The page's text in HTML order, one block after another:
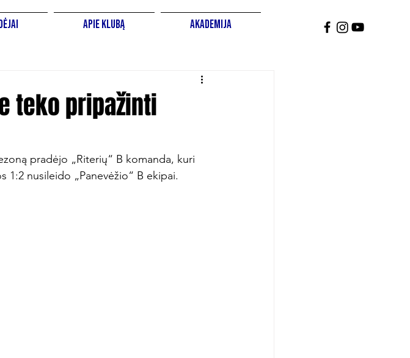
Apie Klubą Akademija
teko pripažinti
pradėjo „Riterių“ B komanda, kuri
1:2 nusileido „Panevėžio“ B ekipai.